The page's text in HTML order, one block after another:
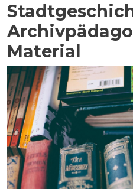
Material